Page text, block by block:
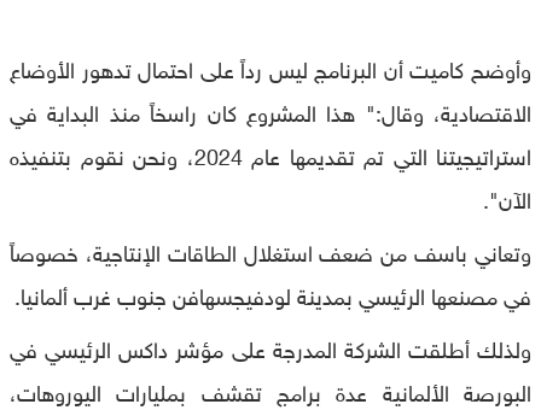
وأوضح كاميت أن البرنامج ليس رداً على احتمال تدهور الأوضاع
الاقتصادية، وقال:" هذا المشروع كان راسخاً منذ البداية في
استراتيجيتنا التي تم تقديمها عام 2024، ونحن نقوم بتنفيذه
الآن".
وتعاني باسف من ضعف استغلال الطاقات الإنتاجية، خصوصاً
في مصنعها الرئيسي بمدينة لودفيجسهافن جنوب غرب ألمانيا.
ولذلك أطلقت الشركة المدرجة على مؤشر داكس الرئيسي في
البورصة الألمانية عدة برامج تقشف بمليارات اليوروهات،